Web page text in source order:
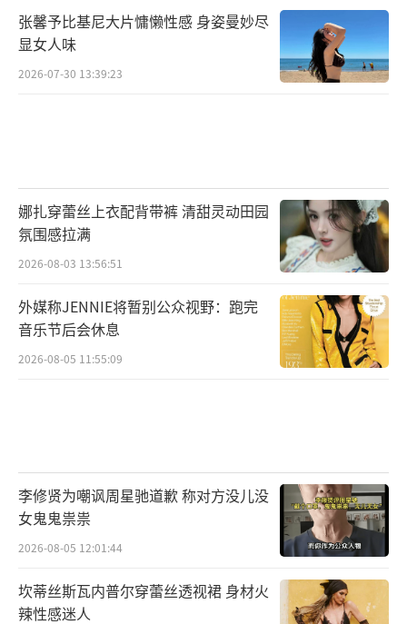
张馨予比基尼大片慵懒性感 身姿曼妙尽
显女人味
2026-07-30 13:39:23
娜扎穿蕾丝上衣配背带裤 清甜灵动田园
氛围感拉满
2026-08-03 13:56:51
外媒称JENNIE将暂别公众视野：跑完
音乐节后会休息
2026-08-05 11:55:09
李修贤为嘲讽周星驰道歉 称对方没儿没
女鬼鬼祟祟
2026-08-05 12:01:44
坎蒂丝斯瓦内普尔穿蕾丝透视裙 身材火
辣性感迷人